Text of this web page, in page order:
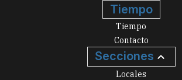
Tiempo
Tiempo
Contacto
Secciones
Locales